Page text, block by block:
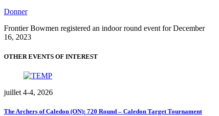
Donner
Frontier Bowmen registered an indoor round event for December
16, 2023
OTHER EVENTS OF INTEREST
juillet 4-4, 2026
The Archers of Caledon (ON): 720 Round – Caledon Target Tournament